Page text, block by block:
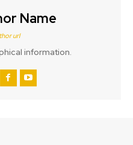
Name
url
information.